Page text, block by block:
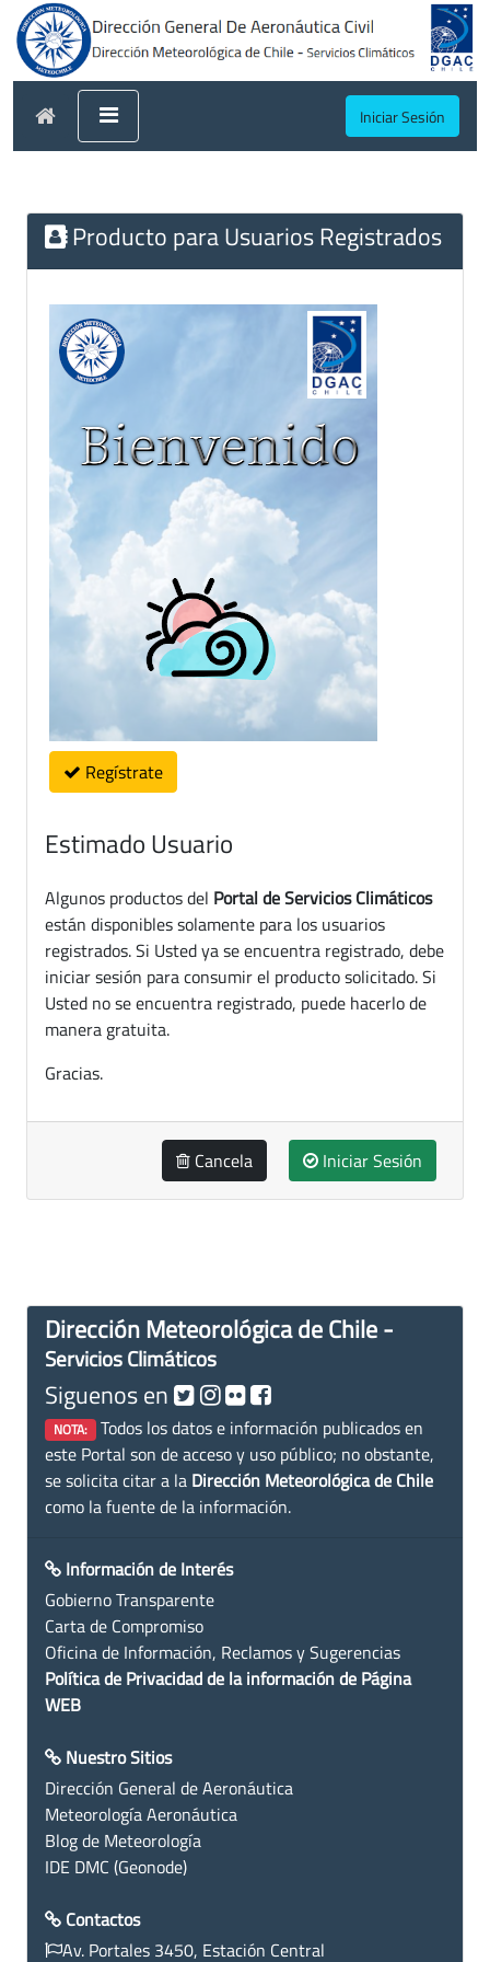
Iniciar Sesión
Producto para Usuarios Registrados
Regístrate
Estimado Usuario
Algunos productos del Portal de Servicios Climáticos
están disponibles solamente para los usuarios
registrados. Si Usted ya se encuentra registrado, debe
iniciar sesión para consumir el producto solicitado. Si
Usted no se encuentra registrado, puede hacerlo de
manera gratuita.
Gracias.
Cancela Iniciar Sesión
Dirección Meteorológica de Chile -
Servicios Climáticos
Siguenos en
NOTA: Todos los datos e información publicados en
este Portal son de acceso y uso público; no obstante,
se solicita citar a la Dirección Meteorológica de Chile
como la fuente de la información.
Información de Interés
Gobierno Transparente
Carta de Compromiso
Oficina de Información, Reclamos y Sugerencias
Política de Privacidad de la información de Página
WEB
Nuestro Sitios
Dirección General de Aeronáutica
Meteorología Aeronáutica
Blog de Meteorología
IDE DMC (Geonode)
Contactos
Av. Portales 3450, Estación Central